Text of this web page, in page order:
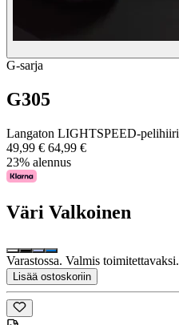
G-sarja
G305
Langaton LIGHTSPEED-pelihiiri
49,99 € 64,99 €
23% alennus
Väri Valkoinen
Varastossa. Valmis toimitettavaksi.
Lisää ostoskoriin